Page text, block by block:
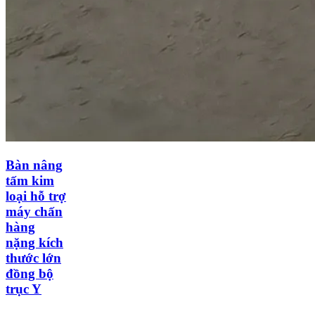
Bàn nâng
tấm kim
loại hỗ trợ
máy chấn
hàng
nặng kích
thước lớn
đồng bộ
trục Y